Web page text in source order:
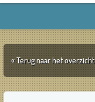
« Terug naar het overzicht